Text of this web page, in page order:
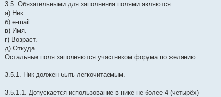
3.5. Обязательными для заполнения полями являются:
а) Ник.
б) e-mail.
в) Имя.
г) Возраст.
д) Откуда.
Остальные поля заполняются участником форума по желанию.
3.5.1. Ник должен быть легкочитаемым.
3.5.1.1. Допускается использование в нике не более 4 (четырёх)